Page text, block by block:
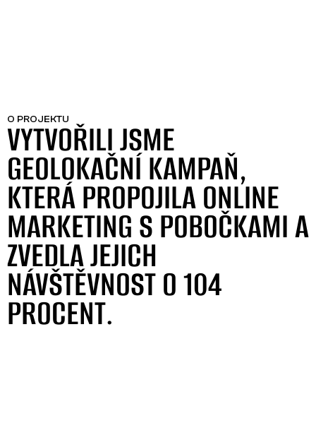
O PROJEKTU
VYTVOŘILI JSME
GEOLOKAČNÍ KAMPAŇ,
KTERÁ PROPOJILA ONLINE
MARKETING S POBOČKAMI A
ZVEDLA JEJICH
NÁVŠTĚVNOST O 104
PROCENT.